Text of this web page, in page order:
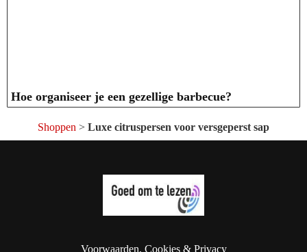
Hoe organiseer je een gezellige barbecue?
Shoppen > Luxe citruspersen voor versgeperst sap
Voorwaarden, Cookies & Privacy